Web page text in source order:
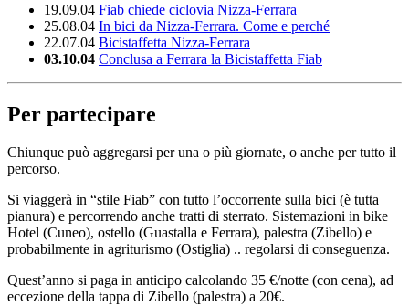
19.09.04 Fiab chiede ciclovia Nizza-Ferrara
25.08.04 In bici da Nizza-Ferrara. Come e perché
22.07.04 Bicistaffetta Nizza-Ferrara
03.10.04 Conclusa a Ferrara la Bicistaffetta Fiab
Per partecipare
Chiunque può aggregarsi per una o più giornate, o anche per tutto il
percorso.
Si viaggerà in “stile Fiab” con tutto l’occorrente sulla bici (è tutta
pianura) e percorrendo anche tratti di sterrato. Sistemazioni in bike
Hotel (Cuneo), ostello (Guastalla e Ferrara), palestra (Zibello) e
probabilmente in agriturismo (Ostiglia) .. regolarsi di conseguenza.
Quest’anno si paga in anticipo calcolando 35 €/notte (con cena), ad
eccezione della tappa di Zibello (palestra) a 20€.